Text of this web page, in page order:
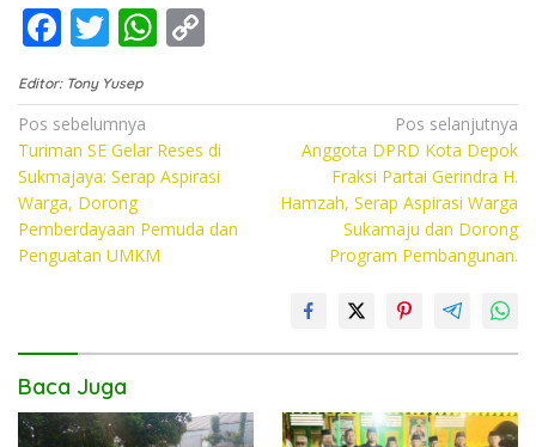
F
ac
e
b
o
o
k
T
w
itt
er
W
at
s
A
p
p
p
y
Li
n
Editor: Tony Yusep
Navigasi
pos
Pos sebelumnya
Turiman SE Gelar Reses di
Sukmajaya: Serap Aspirasi
Warga, Dorong
Pemberdayaan Pemuda dan
Penguatan UMKM
Pos selanjutnya
Anggota DPRD Kota Depok
Fraksi Partai Gerindra H.
Hamzah, Serap Aspirasi Warga
Sukamaju dan Dorong
Program Pembangunan.
Baca Juga